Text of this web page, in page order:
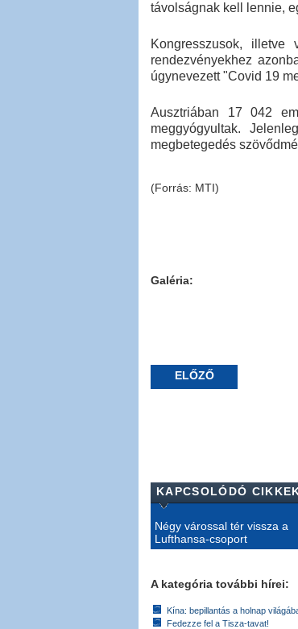
távolságnak kell lennie,
Kongresszusok,
rendezvényekhez
úgynevezett "Covid 19
Ausztriában 17 042
meggyógyultak.
megbetegedés
(Forrás: MTI)
Galéria:
ELŐZŐ
KAPCSOLÓDÓ
Négy várossal tér vissza a
Lufthansa-csoport
A kategória további hírei:
Kína: bepillantás a holnap
Fedezze fel a Tisza-tavat!